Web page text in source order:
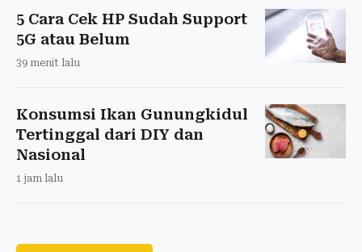
5 Cara Cek HP Sudah Support
5G atau Belum
39 menit lalu
Konsumsi Ikan Gunungkidul
Tertinggal dari DIY dan
Nasional
1 jam lalu